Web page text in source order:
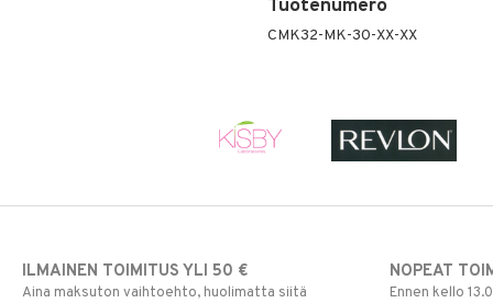
Tuotenumero
CMK32-MK-30-XX-XX
ILMAINEN TOIMITUS YLI 50 €
Aina maksuton vaihtoehto, huolimatta siitä
NOPEAT
Ennen kello